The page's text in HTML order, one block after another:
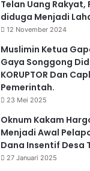
Telan Uang Rakyat,
diduga Menjadi
12 November 2024
Muslimin Ketua
Gaya Songgong
KORUPTOR Dan
Pemerintah.
23 Mei 2025
Oknum Kakam
Menjadi Awal
Dana Insentif Desa
27 Januari 2025